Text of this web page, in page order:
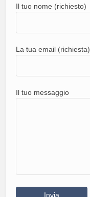
Il tuo nome (richiesto)
La tua email (richiesta)
Il tuo messaggio